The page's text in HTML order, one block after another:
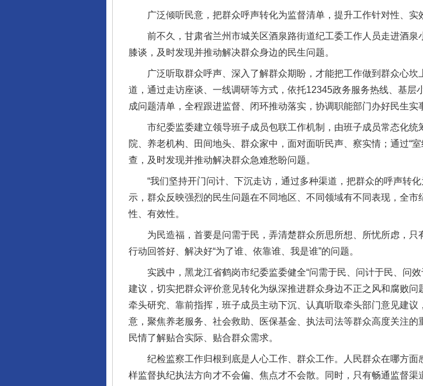
广泛倾听民意，把群众呼声转化为监督清单，提升工作针对性、实
前不久，甘肃省兰州市城关区酒泉路街道纪工委工作人员走进酒泉
膝谈，及时发现并推动解决群众身边的民生问题。
广泛听取群众呼声、深入了解群众期盼，才能把工作做到群众心坎
道，通过走访座谈、一线调研等方式，依托12345政务服务热线、基层
成问题清单，全程跟进监督、闭环推动落实，协调职能部门办好民生实
市纪委监委建立领导班子成员包联工作机制，由班子成员常态化统
院、养老机构、田间地头、群众家中，面对面听民声、察实情；通过“
查，及时发现并推动解决群众急难愁盼问题。
“我们坚持开门问计、下沉走访，通过多种渠道，把群众的呼声转化
示，群众反映强烈的民生问题在不同地区、不同领域有不同表现，全
性、有效性。
为民造福，首要是问需于民，弄清楚群众所思所想、所忧所虑，只
行动回答好、解决好“为了谁、依靠谁、我是谁”的问题。
实践中，黑龙江省鹤岗市纪委监委健全“问需于民、问计于民、问效
建议，切实把群众评价意见转化为纵深推进群众身边不正之风和腐败
牵头研究、靠前指挥，班子成员主动下沉、认真听取牵头部门意见建
意，聚焦养老服务、社会救助、医保基金、执法司法等群众高度关注
民情了解贴合实际、贴合群众需求。
纪检监察工作归根到底是人心工作、群众工作。人民群众在哪方面
样监督执纪执法方向才不会偏、焦点才不会散。同时，只有畅通监督